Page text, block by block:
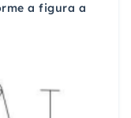
a figura a